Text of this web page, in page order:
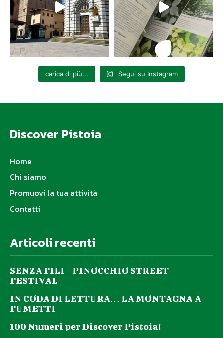
carica di più... Segui su Instagram
Discover Pistoia
Home
Chi siamo
Promuovi la tua attività
Contatti
Articoli recenti
SENZA FILI – PINOCCHIO STREET
FESTIVAL
IN CODA DI LETTURA… LA MONTAGNA A
FUMETTI
100 Numeri per Discover Pistoia!